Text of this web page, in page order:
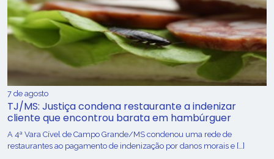
7 de agosto
TJ/MS: Justiça condena restaurante a indenizar
cliente que encontrou barata em hambúrguer
A 4ª Vara Cível de Campo Grande/MS condenou uma rede de
restaurantes ao pagamento de indenização por danos morais e […]